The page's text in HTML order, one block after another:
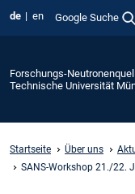
de en Google Suche
Forschungs-
Technische Universität
Startseite Über uns
SANS-Workshop 21./22.